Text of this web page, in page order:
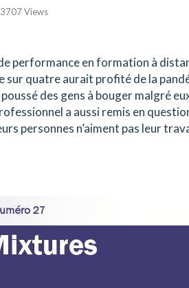
3707 Views
performance en formation à
sur quatre aurait profité de la
des gens à bouger malgré
a aussi remis en
personnes n’aiment pas leur